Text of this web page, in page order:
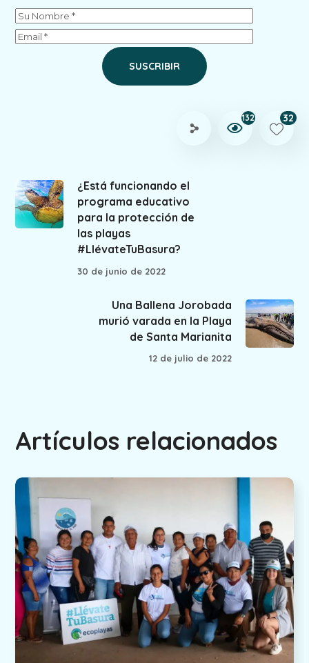
132 32
¿Está funcionando el
programa educativo
para la protección de
las playas
#LlévateTuBasura?
30 de junio de 2022
Una Ballena Jorobada
murió varada en la Playa
de Santa Marianita
12 de julio de 2022
Artículos relacionados